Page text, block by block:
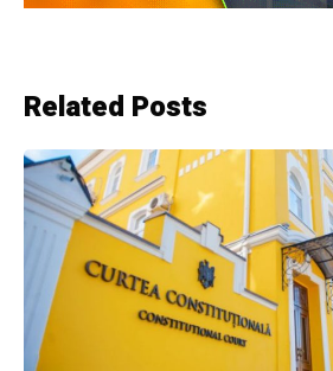
Related Posts